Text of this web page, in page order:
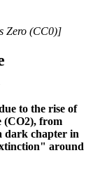
Zero (CC0)]
to the rise of
(CO2), from
dark chapter in
" around